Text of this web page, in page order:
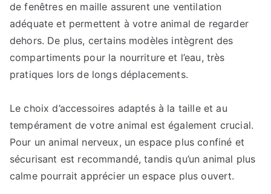
de fenêtres en maille assurent une ventilation
adéquate et permettent à votre animal de regarder
dehors. De plus, certains modèles intègrent des
compartiments pour la nourriture et l’eau, très
pratiques lors de longs déplacements.
Le choix d’accessoires adaptés à la taille et au
tempérament de votre animal est également crucial.
Pour un animal nerveux, un espace plus confiné et
sécurisant est recommandé, tandis qu’un animal plus
calme pourrait apprécier un espace plus ouvert.